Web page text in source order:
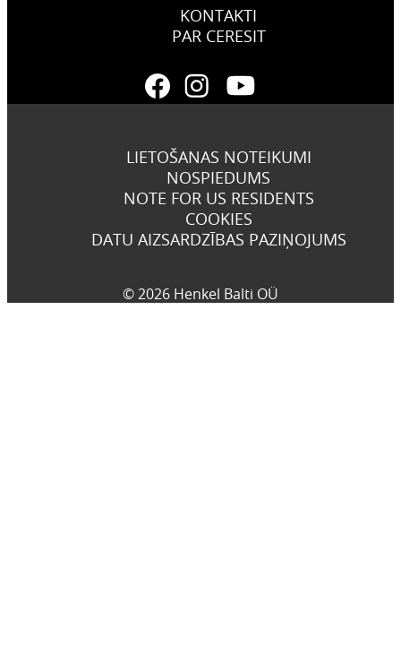
KONTAKTI
PAR CERESIT
LIETOŠANAS NOTEIKUMI
NOSPIEDUMS
NOTE FOR US RESIDENTS
COOKIES
DATU AIZSARDZĪBAS PAZIŅOJUMS
© 2026 Henkel Balti OÜ